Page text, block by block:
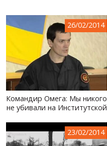
26/02/2014
Командир Омега: Мы никого
не убивали на Институтской
23/02/2014